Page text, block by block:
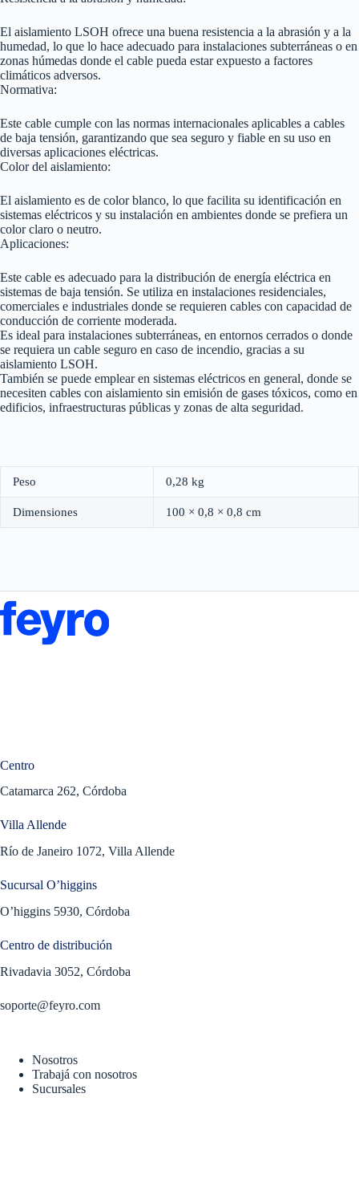
El aislamiento LSOH ofrece una buena resistencia a la abrasión y a la
humedad, lo que lo hace adecuado para instalaciones subterráneas o en
zonas húmedas donde el cable pueda estar expuesto a factores
climáticos adversos.
Normativa:
Este cable cumple con las normas internacionales aplicables a cables
de baja tensión, garantizando que sea seguro y fiable en su uso en
diversas aplicaciones eléctricas.
Color del aislamiento:
El aislamiento es de color blanco, lo que facilita su identificación en
sistemas eléctricos y su instalación en ambientes donde se prefiera un
color claro o neutro.
Aplicaciones:
Este cable es adecuado para la distribución de energía eléctrica en
sistemas de baja tensión. Se utiliza en instalaciones residenciales,
comerciales e industriales donde se requieren cables con capacidad de
conducción de corriente moderada.
Es ideal para instalaciones subterráneas, en entornos cerrados o donde
se requiera un cable seguro en caso de incendio, gracias a su
aislamiento LSOH.
También se puede emplear en sistemas eléctricos en general, donde se
necesiten cables con aislamiento sin emisión de gases tóxicos, como en
edificios, infraestructuras públicas y zonas de alta seguridad.
Peso 0,28 kg
Dimensiones 100 × 0,8 × 0,8 cm
Centro
Catamarca 262, Córdoba
Villa Allende
Río de Janeiro 1072, Villa Allende
Sucursal O’higgins
O’higgins 5930, Córdoba
Centro de distribución
Rivadavia 3052, Córdoba
soporte@feyro.com
Nosotros
Trabajá con nosotros
Sucursales